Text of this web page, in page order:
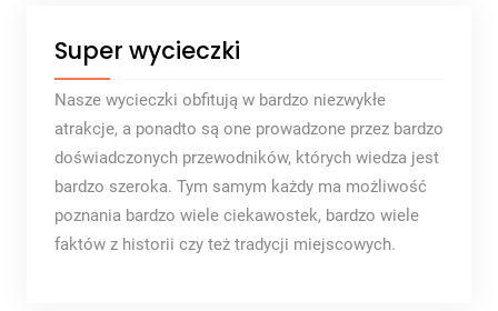
Super wycieczki
Nasze wycieczki obfitują w bardzo niezwykłe
atrakcje, a ponadto są one prowadzone przez bardzo
doświadczonych przewodników, których wiedza jest
bardzo szeroka. Tym samym każdy ma możliwość
poznania bardzo wiele ciekawostek, bardzo wiele
faktów z historii czy też tradycji miejscowych.